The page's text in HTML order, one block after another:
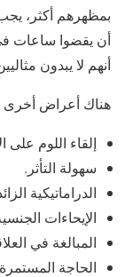
بمظهرهم أكثر،
أن يقضوا ساعات في
أنهم لا يبدون
هناك أعراض أخرى
إلقاء اللوم على
سهولة التأثر.
الدراماتيكية
الإيحاءات
المبالغة في
الحاجة